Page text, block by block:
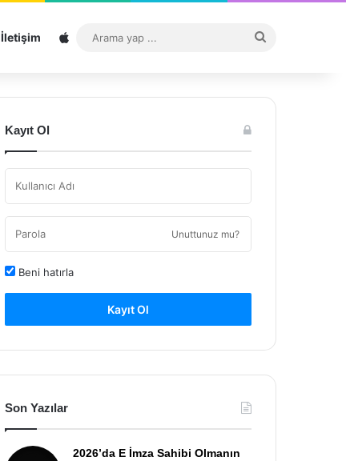
İletişim Sitemap
...
Kayıt Ol
Unuttunuz mu?
Beni hatırla
Kayıt Ol
Son Yazılar
2026’da E İmza Sahibi Olmanın